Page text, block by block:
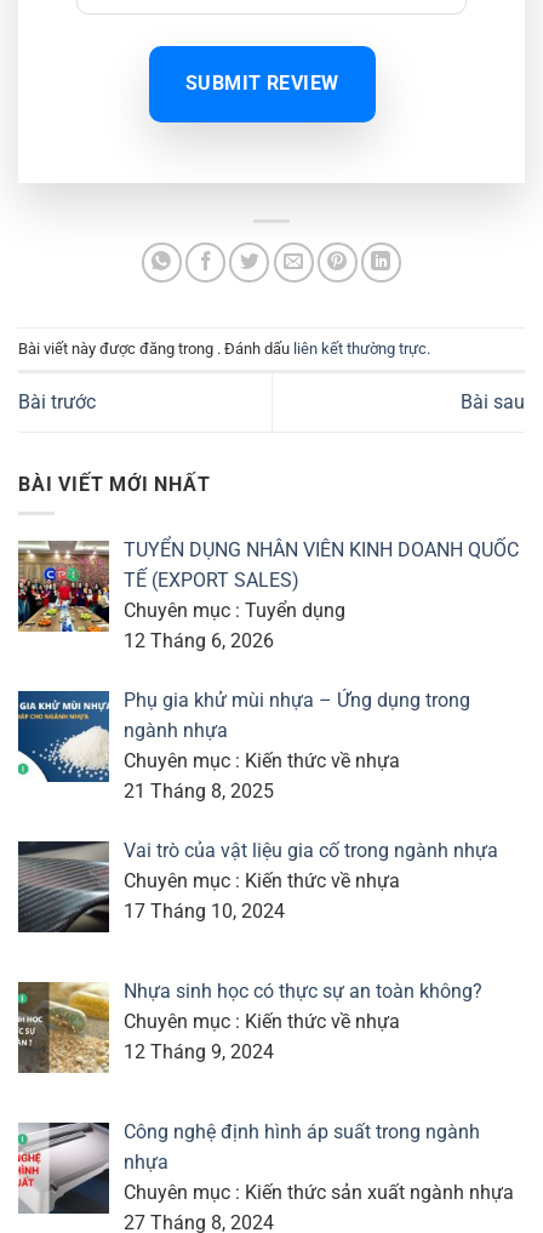
SUBMIT REVIEW
Bài viết này được đăng trong . Đánh dấu liên kết thường trực.
Bài trước Bài sau
BÀI VIẾT MỚI NHẤT
TUYỂN DỤNG NHÂN VIÊN KINH DOANH QUỐC
TẾ (EXPORT SALES)
Chuyên mục : Tuyển dụng
12 Tháng 6, 2026
Phụ gia khử mùi nhựa – Ứng dụng trong
ngành nhựa
Chuyên mục : Kiến thức về nhựa
21 Tháng 8, 2025
Vai trò của vật liệu gia cố trong ngành nhựa
Chuyên mục : Kiến thức về nhựa
17 Tháng 10, 2024
Nhựa sinh học có thực sự an toàn không?
Chuyên mục : Kiến thức về nhựa
12 Tháng 9, 2024
Công nghệ định hình áp suất trong ngành
nhựa
Chuyên mục : Kiến thức sản xuất ngành nhựa
27 Tháng 8, 2024